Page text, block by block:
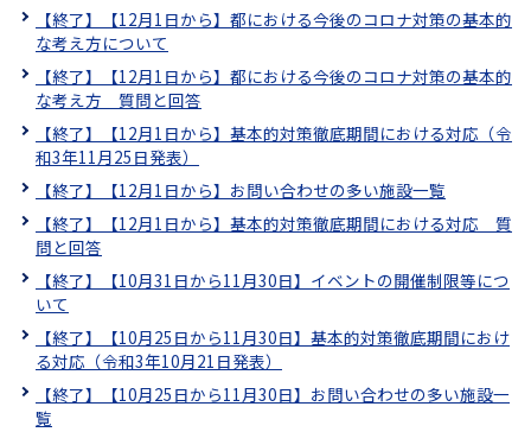
【終了】【12月1日から】都における今後のコロナ対策の基本的
な考え方について
【終了】【12月1日から】都における今後のコロナ対策の基本的
な考え方 質問と回答
【終了】【12月1日から】基本的対策徹底期間における対応（令
和3年11月25日発表）
【終了】【12月1日から】お問い合わせの多い施設一覧
【終了】【12月1日から】基本的対策徹底期間における対応 質
問と回答
【終了】【10月31日から11月30日】イベントの開催制限等につ
いて
【終了】【10月25日から11月30日】基本的対策徹底期間におけ
る対応（令和3年10月21日発表）
【終了】【10月25日から11月30日】お問い合わせの多い施設一
覧